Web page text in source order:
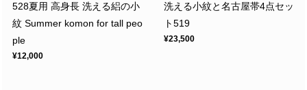
528夏用 高身長 洗える絽の小
紋 Summer komon for tall peo
ple
¥12,000
洗える小紋と名古屋帯4点セッ
ト519
¥23,500